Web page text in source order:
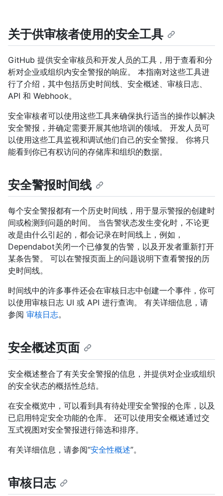
关于供审核者使用的安全工具
GitHub 提供安全审核员和开发人员的工具，用于查看和分
析对企业或组织内安全警报的响应。 本指南对这些工具进
行了介绍，其中包括历史时间线、安全概述、审核日志、
API 和 Webhook。
安全审核者可以使用这些工具来确保执行适当的操作以解决
安全警报，并确定需要开展其他培训的领域。 开发人员可
以使用这些工具监视和调试他们自己的安全警报。 你将只
能看到你已有权访问的存储库和组织的数据。
安全警报时间线
每个安全警报都有一个历史时间线，用于显示警报的创建时
间或检测到问题的时间。 当告警状态发生变化时，不论更
改是由什么引起的，都会记录在时间线上，例如，
Dependabot关闭一个已修复的告警，以及开发者重新打开
某条告警。 可以在警报页面上的问题说明下查看警报的历
史时间线。
时间线中的许多事件还会在审核日志中创建一个事件，你可
以使用审核日志 UI 或 API 进行查询。 有关详细信息，请
参阅 审核日志。
安全概述页面
安全概述整合了有关安全警报的信息，并提供对企业或组织
的安全状态的概括性总结。
在安全概览中，可以看到具有待处理安全警报的仓库，以及
已启用特定安全功能的仓库。 还可以使用安全概述通过交
互式视图对安全警报进行筛选和排序。
有关详细信息，请参阅“安全性概述”。
审核日志